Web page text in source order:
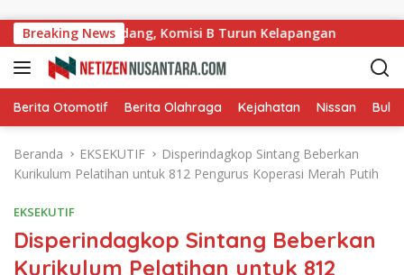
Breaking News
Ladang, Komisi B Turun Kelapangan
Berita Otomotif Berita Olahraga Kejahatan Nissan
Beranda EKSEKUTIF
Disperindagkop Sintang Beberkan
Kurikulum Pelatihan untuk 812 Pengurus Koperasi Merah Putih
EKSEKUTIF
Disperindagkop Sintang Beberkan
Kurikulum Pelatihan untuk 812